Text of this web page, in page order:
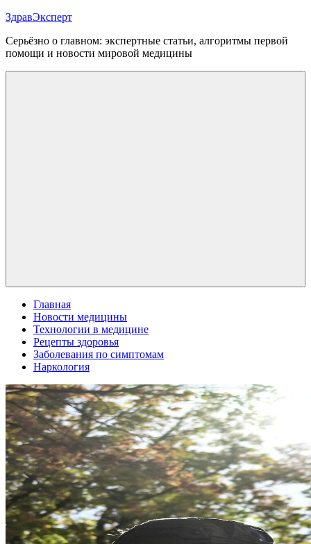
Перейти
содержимому
ЗдравЭксперт
Серьёзно о главном: экспертные статьи, алгоритмы первой
помощи и новости мировой медицины
Главная
Новости медицины
Технологии в медицине
Рецепты здоровья
Заболевания по симптомам
Наркология